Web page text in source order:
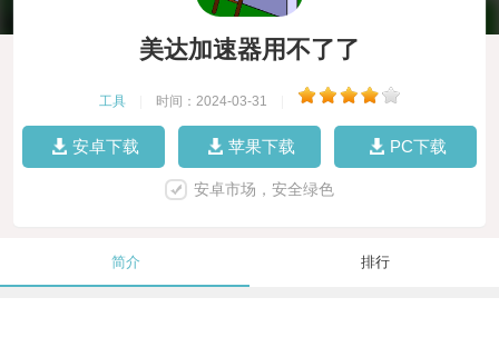
美达加速器用不了了
工具 时间：2024-03-31
安卓下载 苹果下载 PC下载
安卓市场，安全绿色
简介 排行